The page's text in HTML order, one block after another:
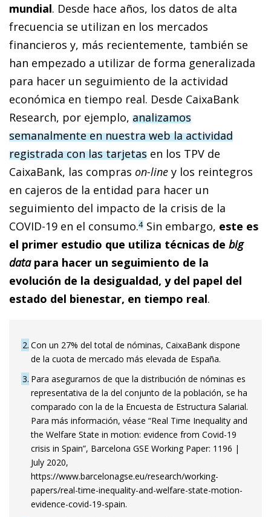
mundial. Desde hace años, los datos de alta
frecuencia se utilizan en los mercados
financieros y, más recientemente, también se
han empezado a utilizar de forma generalizada
para hacer un seguimiento de la actividad
económica en tiempo real. Desde CaixaBank
Research, por ejemplo, analizamos
semanalmente en nuestra web la actividad
registrada con las tarjetas en los TPV de
CaixaBank, las compras on-line y los reintegros
en cajeros de la entidad para hacer un
seguimiento del impacto de la crisis de la
COVID-19 en el consumo.4 Sin embargo, este es
el primer estudio que utiliza técnicas de big
datapara hacer un seguimiento de la
evolución de la desigualdad, y del papel del
estado del bienestar, en tiempo real.
2 Con un 27% del total de nóminas, CaixaBank dispone
de la cuota de mercado más elevada de España.
3 Para asegurarnos de que la distribución de nóminas es
representativa de la del conjunto de la población, se ha
comparado con la de la Encuesta de Estructura Salarial.
Para más información, véase “Real Time Inequality and
the Welfare State in motion: evidence from Covid-19
crisis in Spain”, Barcelona GSE Working Paper: 1196 |
July 2020,
https://www.barcelonagse.eu/research/working-
papers/real-time-inequality-and-welfare-state-motion-
evidence-covid-19-spain.